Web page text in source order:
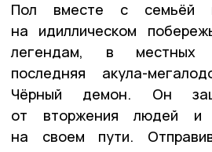
Пол вместе с семьёй
на идиллическом
легендам, в местных
последняя акула-
Чёрный демон. Он
от вторжения людей и
на своем пути.